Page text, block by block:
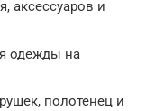
аксессуаров и
одежды на
полотенец и